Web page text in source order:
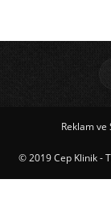
Reklam ve
© 2019 Cep Klinik -